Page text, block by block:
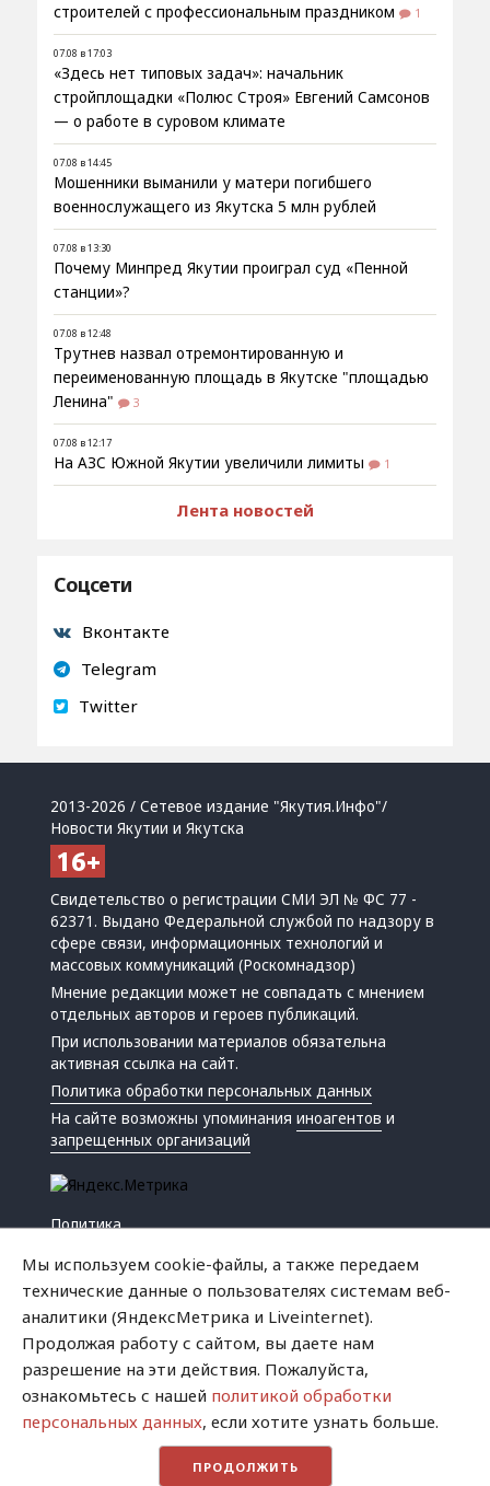
строителей с профессиональным праздником
1
07.08 в 17:03
«Здесь нет типовых задач»: начальник
стройплощадки «Полюс Строя» Евгений Самсонов
— о работе в суровом климате
07.08 в 14:45
Мошенники выманили у матери погибшего
военнослужащего из Якутска 5 млн рублей
07.08 в 13:30
Почему Минпред Якутии проиграл суд «Пенной
станции»?
07.08 в 12:48
Трутнев назвал отремонтированную и
переименованную площадь в Якутске "площадью
Ленина"
3
07.08 в 12:17
На АЗС Южной Якутии увеличили лимиты 1
Лента новостей
Соцсети
Вконтакте
Telegram
Twitter
2013-2026 / Сетевое издание "Якутия.Инфо"/
Новости Якутии и Якутска
Свидетельство о регистрации СМИ ЭЛ № ФС 77 -
62371. Выдано Федеральной службой по надзору в
сфере связи, информационных технологий и
массовых коммуникаций (Роскомнадзор)
Мнение редакции может не совпадать с мнением
отдельных авторов и героев публикаций.
При использовании материалов обязательна
активная ссылка на сайт.
Политика обработки персональных данных
На сайте возможны упоминанияиноагентов и
запрещенных организаций
Политика
Криминал
Успех
Хватит это терпеть
Мы используем cookie-файлы, а также передаем
технические данные о пользователях системам веб-
аналитики (ЯндексМетрика и Liveinternet).
Продолжая работу с сайтом, вы даете нам
разрешение на эти действия. Пожалуйста,
ознакомьтесь с нашей политикой обработки
персональных данных, если хотите узнать больше.
ПРОДОЛЖИТЬ